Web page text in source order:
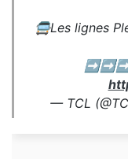
🚍Les lignes
— TCL